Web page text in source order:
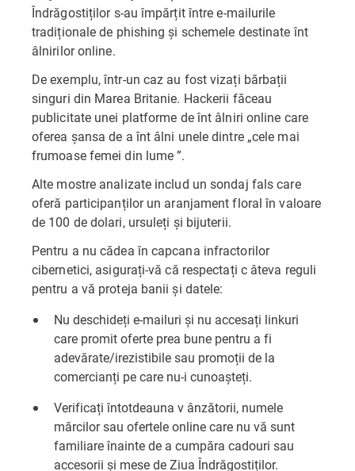
Îndrăgostiților s-au împărțit între e-mailurile
tradiționale de phishing și schemele destinate înt
âlnirilor online.
De exemplu, într-un caz au fost vizați bărbații
singuri din Marea Britanie. Hackerii făceau
publicitate unei platforme de înt âlniri online care
oferea șansa de a înt âlni unele dintre „cele mai
frumoase femei din lume ”.
Alte mostre analizate includ un sondaj fals care
oferă participanților un aranjament floral în valoare
de 100 de dolari, ursuleți și bijuterii.
Pentru a nu cădea în capcana infractorilor
cibernetici, asigurați-vă că respectați c âteva reguli
pentru a vă proteja banii și datele:
Nu deschideți e-mailuri și nu accesați linkuri
care promit oferte prea bune pentru a fi
adevărate/irezistibile sau promoții de la
comercianți pe care nu-i cunoașteți.
Verificați întotdeauna v ânzătorii, numele
mărcilor sau ofertele online care nu vă sunt
familiare înainte de a cumpăra cadouri sau
accesorii și mese de Ziua Îndrăgostiților.